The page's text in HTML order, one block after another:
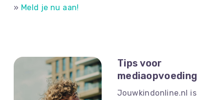
» Meld je nu aan!
Tips voor
mediaopvoeding
Jouwkindonline.nl is